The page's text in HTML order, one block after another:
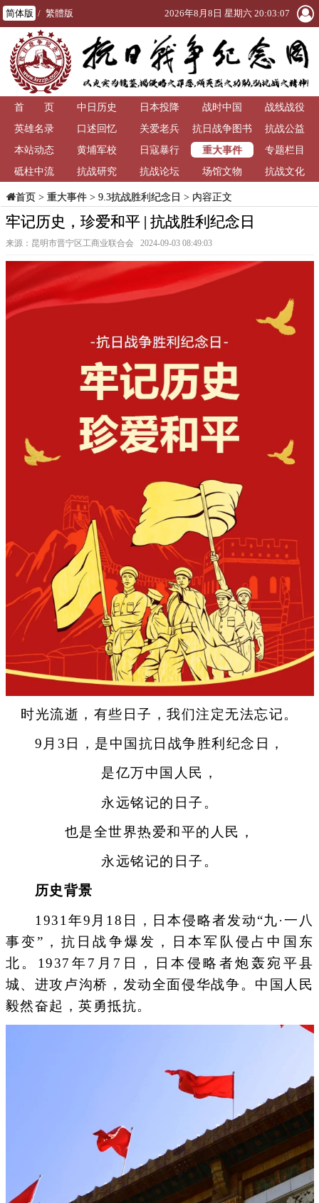
简体版 / 繁體版 2026年8月8日 星期六 20:03:08
首 页 中日历史 日本投降 战时中国
战线战役
英雄名录
口述回忆 关爱老兵
抗日战争图书
馆
抗战公益
本站动态
黄埔军校 日寇暴行 重大事件
专题栏目
砥柱中流
抗战研究 抗战论坛 场馆文物 抗战文化
首页> 重大事件> 9.3抗战胜利纪念日 > 内容正文
牢记历史，珍爱和平 | 抗战胜利纪念日
来源：昆明市晋宁区工商业联合会 2024-09-03 08:49:03
时光流逝，有些日子，我们注定无法忘记。
9月3日，是中国抗日战争胜利纪念日，
是亿万中国人民，
永远铭记的日子。
也是全世界热爱和平的人民，
永远铭记的日子。
历史背景
1931年9月18日，日本侵略者发动“九·一八
事变”，抗日战争爆发，日本军队侵占中国东
北。1937年7月7日，日本侵略者炮轰宛平县
城、进攻卢沟桥，发动全面侵华战争。中国人民
毅然奋起，英勇抵抗。